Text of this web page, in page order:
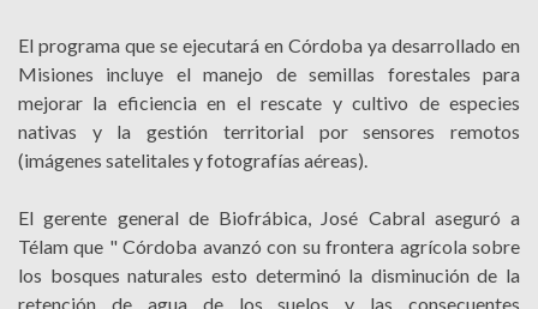
El programa que se ejecutará en Córdoba ya desarrollado en
Misiones incluye el manejo de semillas forestales para
mejorar la eficiencia en el rescate y cultivo de especies
nativas y la gestión territorial por sensores remotos
(imágenes satelitales y fotografías aéreas).
El gerente general de Biofrábica, José Cabral aseguró a
Télam que " Córdoba avanzó con su frontera agrícola sobre
los bosques naturales esto determinó la disminución de la
retención de agua de los suelos y las consecuentes